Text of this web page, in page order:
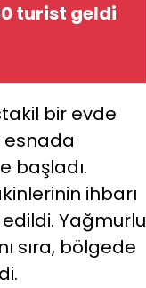
turist geldi
bir evde
esnada
başladı.
ihbarı
Yağmurlu
sıra, bölgede